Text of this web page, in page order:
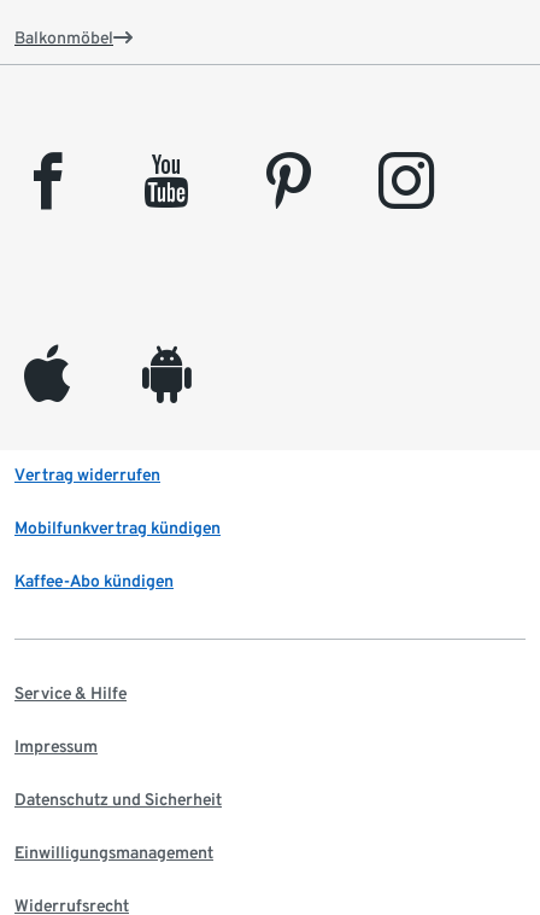
Balkonmöbel
facebook youtube pinterest instagram
appleinc android
Vertrag widerrufen
Mobilfunkvertrag kündigen
Kaffee-Abo kündigen
Service & Hilfe
Impressum
Datenschutz und Sicherheit
Einwilligungsmanagement
Widerrufsrecht